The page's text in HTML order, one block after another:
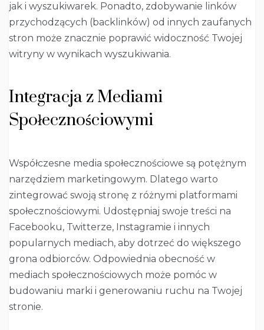
jak i wyszukiwarek. Ponadto, zdobywanie linków
przychodzących (backlinków) od innych zaufanych
stron może znacznie poprawić widoczność Twojej
witryny w wynikach wyszukiwania.
Integracja z Mediami
Społecznościowymi
Współczesne media społecznościowe są potężnym
narzędziem marketingowym. Dlatego warto
zintegrować swoją stronę z różnymi platformami
społecznościowymi. Udostępniaj swoje treści na
Facebooku, Twitterze, Instagramie i innych
popularnych mediach, aby dotrzeć do większego
grona odbiorców. Odpowiednia obecność w
mediach społecznościowych może pomóc w
budowaniu marki i generowaniu ruchu na Twojej
stronie.